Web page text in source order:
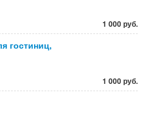
1 000 руб.
гостиниц,
1 000 руб.